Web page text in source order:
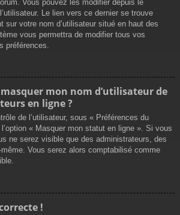
Vous pouvez les modifier depuis le
Le lien vers ce dernier se trouve
sur votre nom d’utilisateur situé en haut des
vous permettra de modifier tous vos
préférences.
mon nom d’utilisateur de
en ligne ?
de l’utilisateur, sous « Préférences du
« Masquer mon statut en ligne ». Si vous
ne serez visible que des administrateurs, des
Vous serez alors comptabilisé comme
!